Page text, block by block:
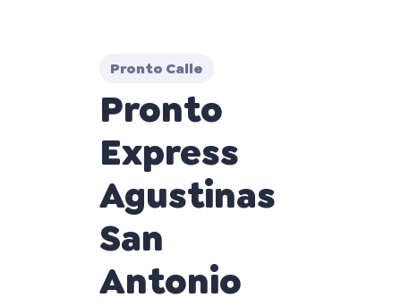
Pronto Calle
Pronto
Express
Agustinas
San
Antonio